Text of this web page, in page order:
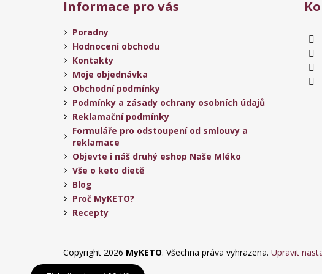
Informace pro vás
Poradny
Hodnocení obchodu
Kontakty
Moje objednávka
Obchodní podmínky
Podmínky a zásady ochrany osobních údajů
Reklamační podmínky
Formuláře pro odstoupení od smlouvy a
reklamace
Objevte i náš druhý eshop Naše Mléko
Vše o keto dietě
Blog
Proč MyKETO?
Recepty
Copyright 2026 MyKETO. Všechna práva vyhrazena. Upravit